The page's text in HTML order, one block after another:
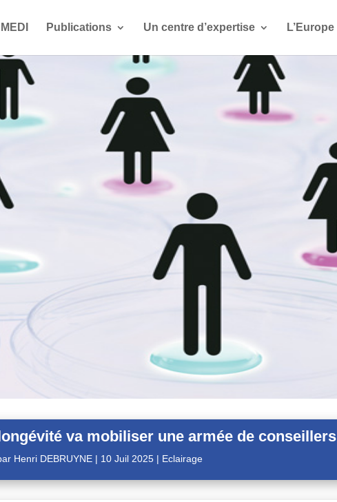
Publications Un centre d’expertise L’Europe
va mobiliser une armée de conseillers
Henri DEBRUYNE| 10 Juil 2025| Eclairage